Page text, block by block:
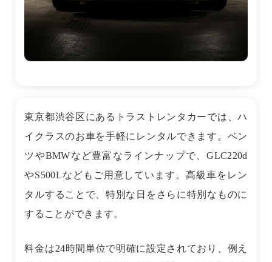
東京都渋谷区にあるトラストレンタカーでは、ハ
イクラスのお車を手軽にレンタルできます。ベン
ツやBMWなど豊富なラインナップで、GLC220d
やS500Lなどもご用意しています。高級車をレン
タルすることで、特別な日をさらに特別なものに
することができます。
料金は24時間単位で明確に設定されており、例え